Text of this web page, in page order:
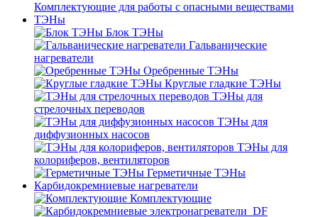
Комплектующие для работы с опасными веществами
ТЭНы
Блок ТЭНы
Гальванические
нагреватели
Оребренные ТЭНы
Круглые гладкие ТЭНы
ТЭНы для
стрелочных переводов
ТЭНы для
диффузионных насосов
ТЭНы для
колориферов, вентиляторов
Герметичные ТЭНы
Карбидокремниевые нагреватели
Комплектующие